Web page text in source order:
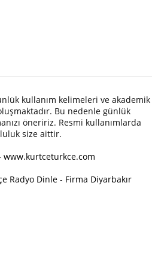
kullanım kelimeleri ve akademik
Bu nedenle günlük
öneririz. Resmi kullanımlarda
size aittir.
www.kurtceturkce.com
Radyo Dinle - Firma Diyarbakır